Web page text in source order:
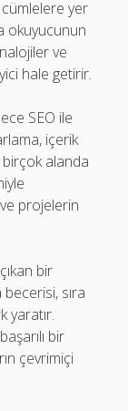
cümlelere yer
okuyucunun
ve
hale getirir.
SEO ile
içerik
alanda
projelerin
bir
sıra
yaratır.
bir
çevrimiçi